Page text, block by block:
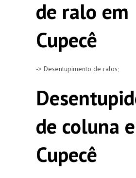
de ralo em
Cupecê
-> Desentupimento de ralos;
de coluna
Cupecê